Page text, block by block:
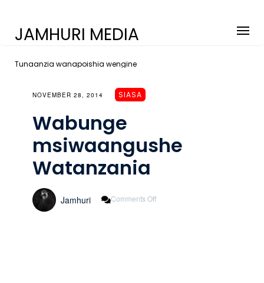
JAMHURI MEDIA
Tunaanzia wanapoishia wengine
NOVEMBER 28, 2014 SIASA
Wabunge
msiwaangushe
Watanzania
Jamhuri Comments Off